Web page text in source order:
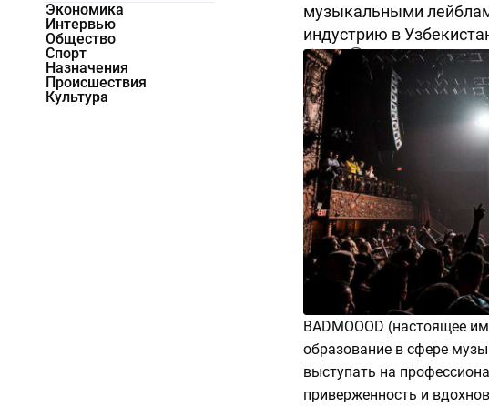
Экономика
Интервью
Общество
Спорт
Назначения
Происшествия
Культура
музыкальными
индустрию в
2243 0
BADMOOOD (настоящее
образование в сфере
выступать на
приверженность и